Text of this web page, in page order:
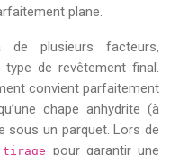
plane.
plusieurs facteurs,
de revêtement final.
convient parfaitement
chape anhydrite (à
sous un parquet. Lors de
tirage
pour garantir une